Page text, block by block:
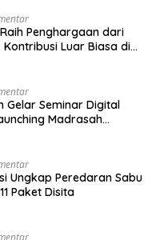
Penghargaan dari
Kontribusi Luar Biasa di
Gelar Seminar Digital
Madrasah
Ungkap Peredaran Sabu
Paket Disita